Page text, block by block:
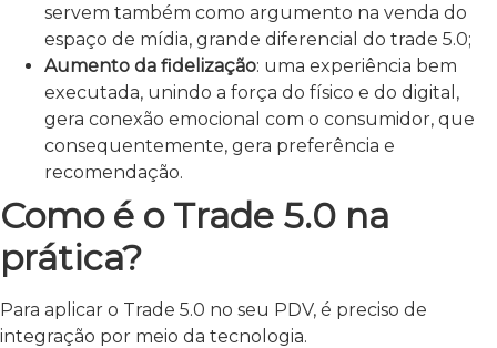
servem também como argumento na venda do
espaço de mídia, grande diferencial do trade 5.0;
Aumento da fidelização: uma experiência bem
executada, unindo a força do físico e do digital,
gera conexão emocional com o consumidor, que
consequentemente, gera preferência e
recomendação.
Como é o Trade 5.0 na
prática?
Para aplicar o Trade 5.0 no seu PDV, é preciso de
integração por meio da tecnologia.